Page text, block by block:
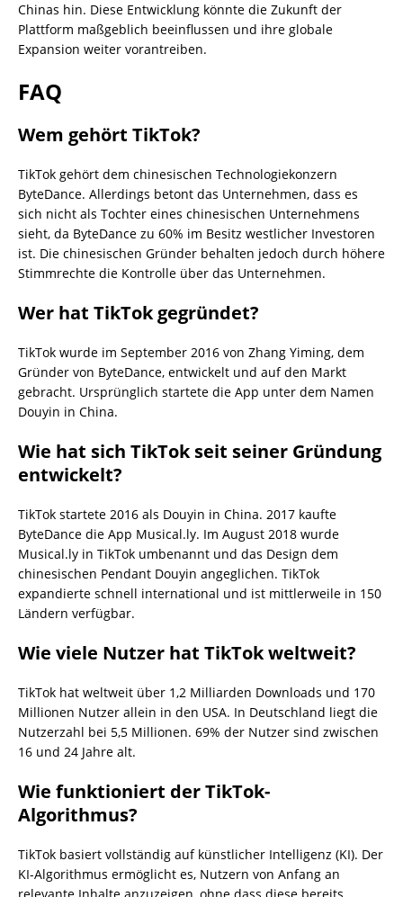
Chinas hin. Diese Entwicklung könnte die Zukunft der
Plattform maßgeblich beeinflussen und ihre globale
Expansion weiter vorantreiben.
FAQ
Wem gehört TikTok?
TikTok gehört dem chinesischen Technologiekonzern
ByteDance. Allerdings betont das Unternehmen, dass es
sich nicht als Tochter eines chinesischen Unternehmens
sieht, da ByteDance zu 60% im Besitz westlicher Investoren
ist. Die chinesischen Gründer behalten jedoch durch höhere
Stimmrechte die Kontrolle über das Unternehmen.
Wer hat TikTok gegründet?
TikTok wurde im September 2016 von Zhang Yiming, dem
Gründer von ByteDance, entwickelt und auf den Markt
gebracht. Ursprünglich startete die App unter dem Namen
Douyin in China.
Wie hat sich TikTok seit seiner Gründung
entwickelt?
TikTok startete 2016 als Douyin in China. 2017 kaufte
ByteDance die App Musical.ly. Im August 2018 wurde
Musical.ly in TikTok umbenannt und das Design dem
chinesischen Pendant Douyin angeglichen. TikTok
expandierte schnell international und ist mittlerweile in 150
Ländern verfügbar.
Wie viele Nutzer hat TikTok weltweit?
TikTok hat weltweit über 1,2 Milliarden Downloads und 170
Millionen Nutzer allein in den USA. In Deutschland liegt die
Nutzerzahl bei 5,5 Millionen. 69% der Nutzer sind zwischen
16 und 24 Jahre alt.
Wie funktioniert der TikTok-
Algorithmus?
TikTok basiert vollständig auf künstlicher Intelligenz (KI). Der
KI-Algorithmus ermöglicht es, Nutzern von Anfang an